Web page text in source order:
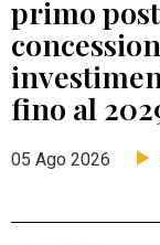
primo
fino al
05 Ago 2026